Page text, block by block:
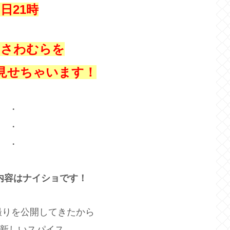
21時
わむらを
せちゃいます！
・
・
・
はナイショです！
を公開してきたから